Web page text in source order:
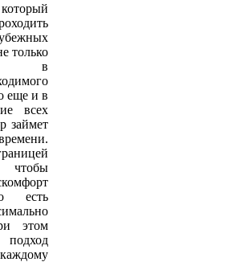
только
в
еще и в
всех
займет
чтобы
есть
этом